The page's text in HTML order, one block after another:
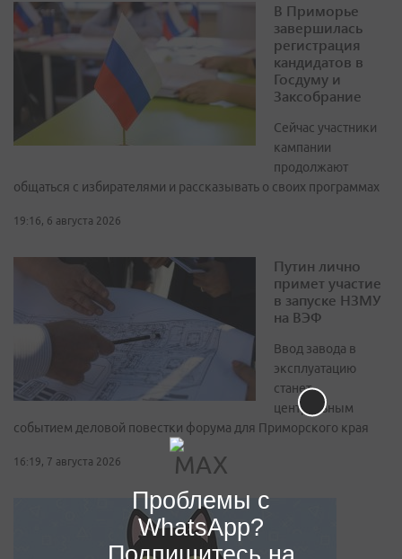
В Приморье
завершилась
регистрация
кандидатов в
Госдуму и
Заксобрание
Сейчас участники
кампании
продолжают
общаться с избирателями и рассказывать о своих программах
19:16, 6 августа 2026
Путин лично
примет участие
в запуске НЗМУ
на ВЭФ
Ввод завода в
эксплуатацию
станет
центральным
событием деловой повестки форума для Приморского края
16:19, 7 августа 2026
Проблемы с
WhatsApp?
Подпишитесь на